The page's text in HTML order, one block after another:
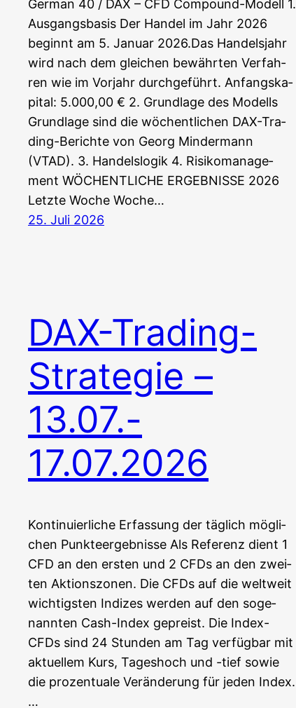
Ger­man 40 / DAX – CFD Compound-Modell 1.
Aus­gangs­ba­sis Der Han­del im Jahr 2026
beginnt am 5. Janu­ar 2026.Das Han­dels­jahr
wird nach dem glei­chen bewähr­ten Ver­fah­
ren wie im Vor­jahr durchgeführt. Anfangs­ka­
pi­tal: 5.000,00 € 2. Grund­la­ge des Modells
Grund­la­ge sind die wöchent­li­chen DAX-Tra­
ding-Berich­te von Georg Min­der­mann
(VTAD). 3. Han­dels­lo­gik 4. Risi­ko­ma­nage­
ment WÖCHENTLICHE ERGEBNISSE 2026
Letz­te Woche Woche…
25. Juli 2026
DAX-Trading-
Strategie –
13.07.-
17.07.2026
Kon­ti­nu­ier­li­che Erfas­sung der täg­lich mög­li­
chen Punkteergebnisse Als Refe­renz dient 1
CFD an den ers­ten und 2 CFDs an den zwei­
ten Aktionszonen. Die CFDs auf die welt­weit
wich­tigs­ten Indi­zes wer­den auf den soge­
nann­ten Cash-Index gepreist. Die Index-
CFDs sind 24 Stun­den am Tag ver­füg­bar mit
aktu­el­lem Kurs, Tages­hoch und -tief sowie
die pro­zen­tua­le Ver­än­de­rung für jeden Index.
…